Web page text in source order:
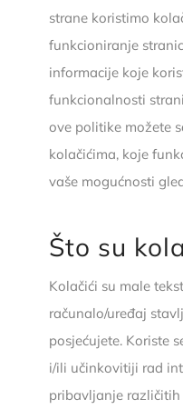
strane koristimo
funkcioniranje
informacije koje
funkcionalnosti
ove politike možete
kolačićima, koje
vaše mogućnosti
Što su
Kolačići su male
računalo/uređaj
posjećujete. Koriste
i/ili učinkovitiji rad
pribavljanje